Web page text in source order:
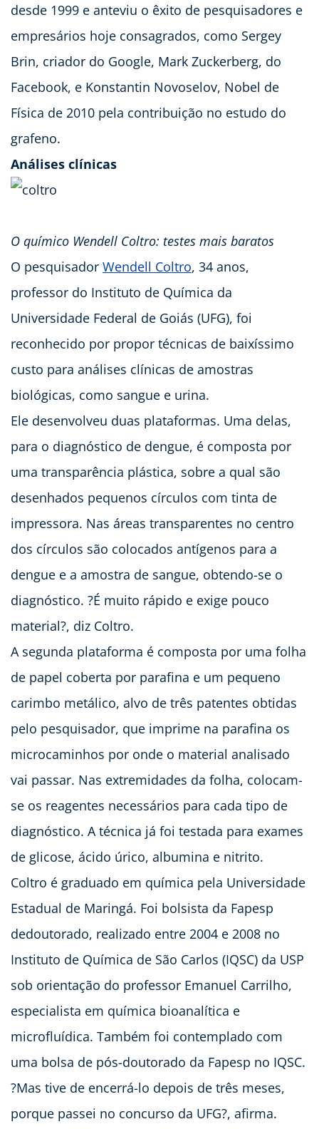
desde 1999 e anteviu o êxito de pesquisadores e
empresários hoje consagrados, como Sergey
Brin, criador do Google, Mark Zuckerberg, do
Facebook, e Konstantin Novoselov, Nobel de
Física de 2010 pela contribuição no estudo do
grafeno.
Análises clínicas
O químico Wendell Coltro: testes mais baratos
O pesquisador Wendell Coltro, 34 anos,
professor do Instituto de Química da
Universidade Federal de Goiás (UFG), foi
reconhecido por propor técnicas de baixíssimo
custo para análises clínicas de amostras
biológicas, como sangue e urina.
Ele desenvolveu duas plataformas. Uma delas,
para o diagnóstico de dengue, é composta por
uma transparência plástica, sobre a qual são
desenhados pequenos círculos com tinta de
impressora. Nas áreas transparentes no centro
dos círculos são colocados antígenos para a
dengue e a amostra de sangue, obtendo-se o
diagnóstico. ?É muito rápido e exige pouco
material?, diz Coltro.
A segunda plataforma é composta por uma folha
de papel coberta por parafina e um pequeno
carimbo metálico, alvo de três patentes obtidas
pelo pesquisador, que imprime na parafina os
microcaminhos por onde o material analisado
vai passar. Nas extremidades da folha, colocam-
se os reagentes necessários para cada tipo de
diagnóstico. A técnica já foi testada para exames
de glicose, ácido úrico, albumina e nitrito.
Coltro é graduado em química pela Universidade
Estadual de Maringá. Foi bolsista da Fapesp
dedoutorado, realizado entre 2004 e 2008 no
Instituto de Química de São Carlos (IQSC) da USP
sob orientação do professor Emanuel Carrilho,
especialista em química bioanalítica e
microfluídica. Também foi contemplado com
uma bolsa de pós-doutorado da Fapesp no IQSC.
?Mas tive de encerrá-lo depois de três meses,
porque passei no concurso da UFG?, afirma.